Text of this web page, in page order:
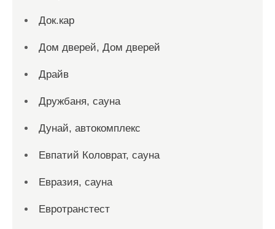
Док.кар
Дом дверей, Дом дверей
Драйв
Дружбаня, сауна
Дунай, автокомплекс
Евпатий Коловрат, сауна
Евразия, сауна
Евротранстест